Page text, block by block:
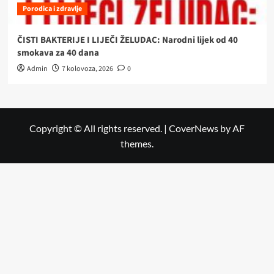
Porodica i zdravlje
ČISTI BAKTERIJE I LIJEČI ŽELUDAC: Narodni lijek od 40
smokava za 40 dana
Admin 7 kolovoza, 2026 0
Copyright © All rights reserved. | CoverNews by AF
themes.